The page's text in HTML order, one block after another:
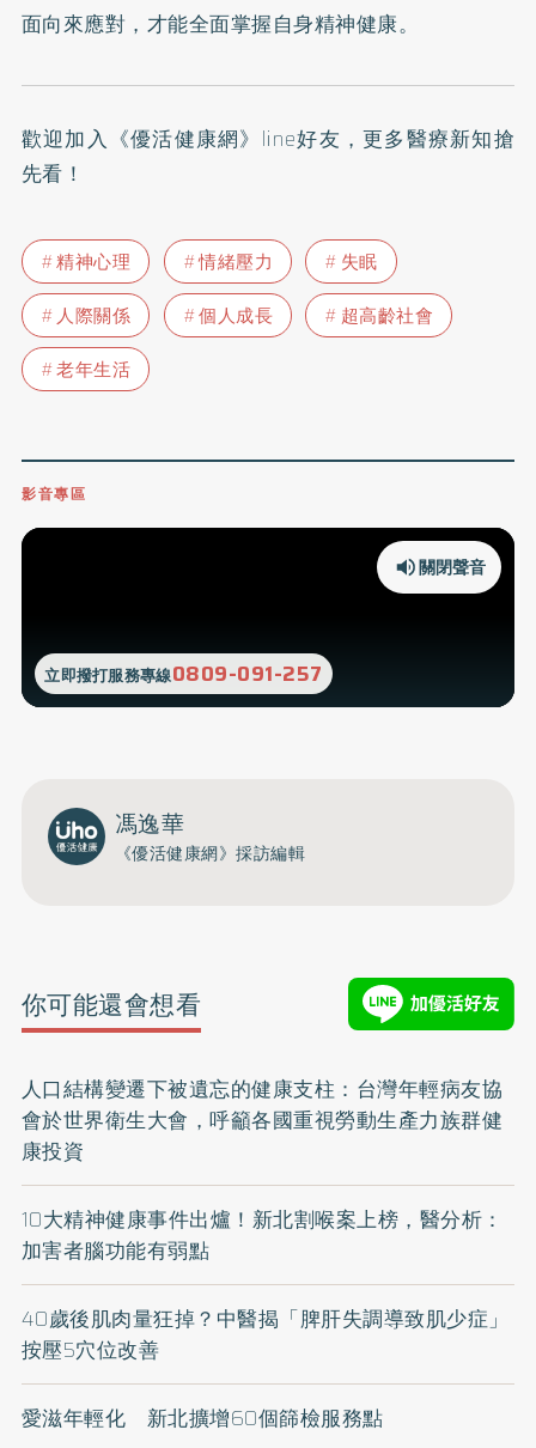
面向來應對，才能全面掌握自身精神健康。
歡迎加入 《優活健康網》line好友 ，更多醫療新知搶
先看！
精神心理 情緒壓力
失眠
人際關係
個人成長
超高齡社會
老年生活
影音專區
立即撥打服務專線0809-091-257
關閉聲音
馮逸華
《優活健康網》採訪編輯
你可能還會想看
人口結構變遷下被遺忘的健康支柱：台灣年輕病友協
會於世界衛生大會，呼籲各國重視勞動生產力族群健
康投資
10大精神健康事件出爐！新北割喉案上榜，醫分析：
加害者腦功能有弱點
40歲後肌肉量狂掉？中醫揭「脾肝失調導致肌少症」
按壓5穴位改善
愛滋年輕化 新北擴增60個篩檢服務點